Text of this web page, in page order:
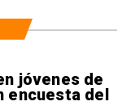
jóvenes de
encuesta del